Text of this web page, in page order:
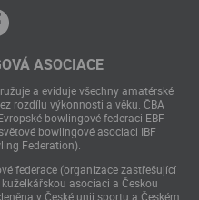
ASOCIACE
a eviduje všechny amatérské
rozdílu výkonnosti a věku. ČBA
bowlingové federaci EBF
bowlingové asociaci IBF
Federation).
federace (organizace zastřešující
asociaci a Českou
v České unii sportu a Českém